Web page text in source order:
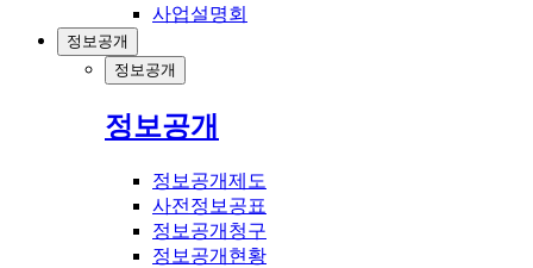
사업설명회
정보공개
정보공개
정보공개
정보공개제도
사전정보공표
정보공개청구
정보공개현황